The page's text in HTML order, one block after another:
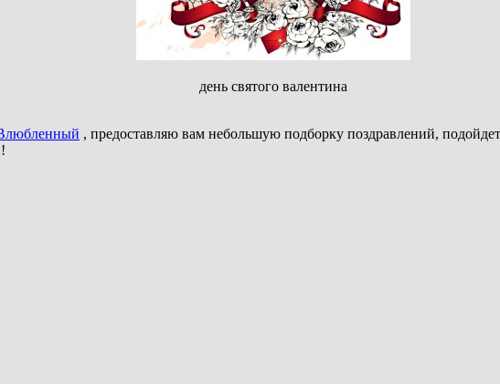
день святого валентина
, предоставляю вам небольшую подборку поздравлений,